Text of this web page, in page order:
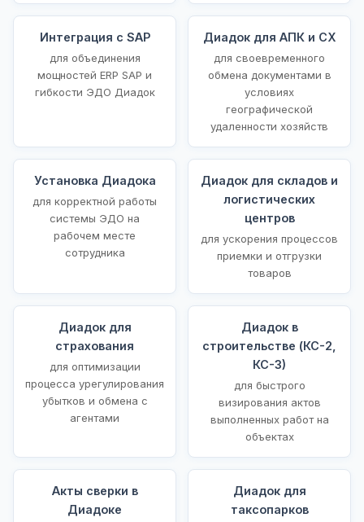
Интеграция с SAP
для объединения
мощностей ERP SAP и
гибкости ЭДО Диадок
Диадок для АПК и СХ
для своевременного
обмена документами в
условиях
географической
удаленности хозяйств
Установка Диадока
для корректной работы
системы ЭДО на
рабочем месте
сотрудника
Диадок для складов и
логистических
центров
для ускорения процессов
приемки и отгрузки
товаров
Диадок для
страхования
для оптимизации
процесса урегулирования
убытков и обмена с
агентами
Диадок в
строительстве (КС-2,
КС-3)
для быстрого
визирования актов
выполненных работ на
объектах
Акты сверки в
Диадоке
Диадок для
таксопарков